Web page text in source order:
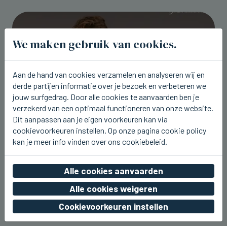
WESTENDE
Aaron Blommaert komt nu zaterdag
naar Joe Paradice Beach
wo 05 augustus 2026, 20:49
We maken gebruik van cookies.
Aan de hand van cookies verzamelen en analyseren wij en
derde partijen informatie over je bezoek en verbeteren we
jouw surfgedrag. Door alle cookies te aanvaarden ben je
verzekerd van een optimaal functioneren van onze website.
Dit aanpassen aan je eigen voorkeuren kan via
cookievoorkeuren instellen. Op onze pagina cookie policy
kan je meer info vinden over ons cookiebeleid.
Alle cookies aanvaarden
Alle cookies weigeren
Cookievoorkeuren instellen